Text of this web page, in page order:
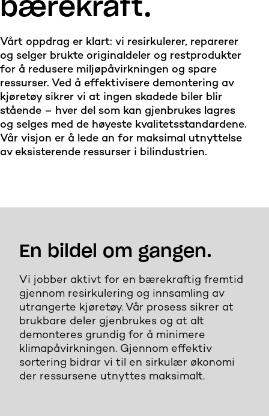
bærekraft.
Vårt oppdrag er klart: vi resirkulerer, reparerer
og selger brukte originaldeler og restprodukter
for å redusere miljøpåvirkningen og spare
ressurser. Ved å effektivisere demontering av
kjøretøy sikrer vi at ingen skadede biler blir
stående – hver del som kan gjenbrukes lagres
og selges med de høyeste kvalitetsstandardene.
Vår visjon er å lede an for maksimal utnyttelse
av eksisterende ressurser i bilindustrien.
En bildel om gangen.
Vi jobber aktivt for en bærekraftig fremtid
gjennom resirkulering og innsamling av
utrangerte kjøretøy. Vår prosess sikrer at
brukbare deler gjenbrukes og at alt
demonteres grundig for å minimere
klimapåvirkningen. Gjennom effektiv
sortering bidrar vi til en sirkulær økonomi
der ressursene utnyttes maksimalt.